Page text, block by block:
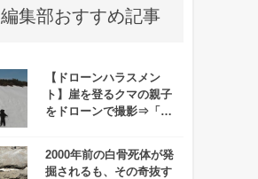
編集部おすすめ記事
【ドローンハラスメン
ト】崖を登るクマの親子
をドローンで撮影⇒「ク
2000年前の白骨死体が発
掘されるも、その奇抜す